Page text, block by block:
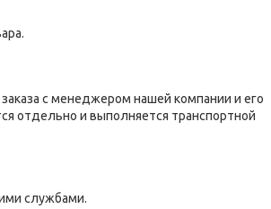
с менеджером нашей компании и его
отдельно и выполняется транспортной
службами.